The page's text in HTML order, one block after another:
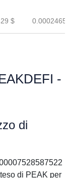
$
-
di
di PEAK per